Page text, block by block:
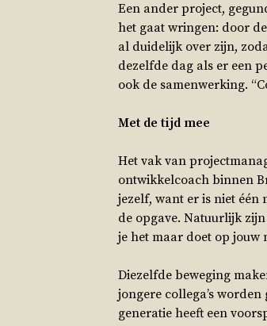
Een ander project,
het gaat wringen: door
al duidelijk over zijn,
dezelfde dag als er een
ook de samenwerking.
Met de tijd mee
Het vak van
ontwikkelcoach binnen
jezelf, want er is niet één
de opgave. Natuurlijk
je het maar doet op jouw
Diezelfde beweging
jongere collega’s
generatie heeft een